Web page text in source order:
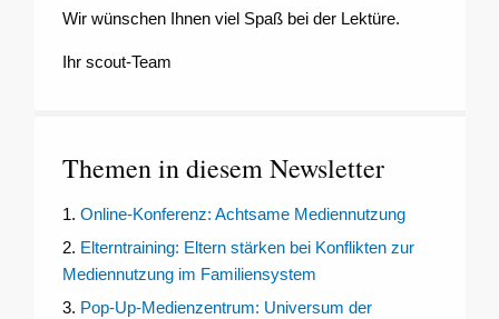
Wir wünschen Ihnen viel Spaß bei der Lektüre.
Ihr scout-Team
Themen in diesem Newsletter
1. Online-Konferenz: Achtsame Mediennutzung
2. Elterntraining: Eltern stärken bei Konflikten zur
Mediennutzung im Familiensystem
3. Pop-Up-Medienzentrum: Universum der